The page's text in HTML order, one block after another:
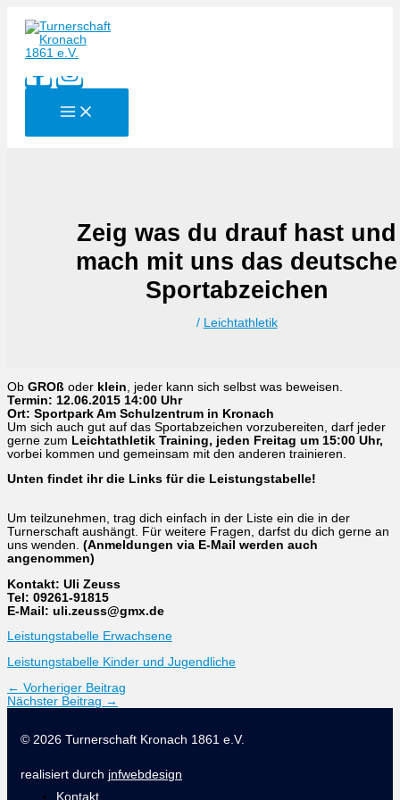
Inhalt
springen
Zeig was du drauf hast und
mach mit uns das deutsche
Sportabzeichen
/ Leichtathletik
Ob GROß oder klein , jeder kann sich selbst was beweisen.
Termin: 12.06.2015 14:00 Uhr
Ort: Sportpark Am Schulzentrum in Kronach
Um sich auch gut auf das Sportabzeichen vorzubereiten, darf jeder
gerne zum Leichtathletik Training, jeden Freitag um 15:00 Uhr,
vorbei kommen und gemeinsam mit den anderen trainieren.
Unten findet ihr die Links für die Leistungstabelle!
Um teilzunehmen, trag dich einfach in der Liste ein die in der
Turnerschaft aushängt. Für weitere Fragen, darfst du dich gerne an
uns wenden. (Anmeldungen via E-Mail werden auch
angenommen)
Kontakt: Uli Zeuss
Tel: 09261-91815
E-Mail: uli.zeuss@gmx.de
Leistungstabelle Erwachsene
Leistungstabelle Kinder und Jugendliche
← Vorheriger Beitrag
Nächster Beitrag →
© 2026 Turnerschaft Kronach 1861 e.V.
realisiert durch jnfwebdesign
Kontakt